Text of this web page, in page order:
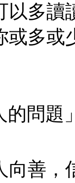
以多讀
或多或
的問題
向善，